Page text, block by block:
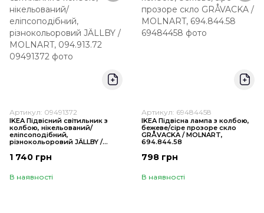
Артикул: 09491372
IKEA Підвісний світильник з
колбою, нікельований/
еліпсоподібний,
різнокольоровий JÄLLBY /
1 740 грн
В наявності
Артикул: 69484458
IKEA Підвісна лампа з колбою,
бежеве/сіре прозоре скло
GRÅVACKA / MOLNART,
694.844.58
798 грн
В наявності